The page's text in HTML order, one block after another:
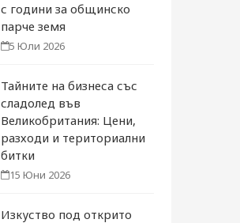
с години за общинско
парче земя
5 Юли 2026
Тайните на бизнеса със
сладолед във
Великобритания: Цени,
разходи и териториални
битки
15 Юни 2026
Изкуство под открито